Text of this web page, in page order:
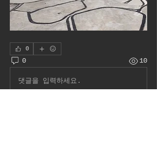
0
0 10
댓글을 입력하세요.